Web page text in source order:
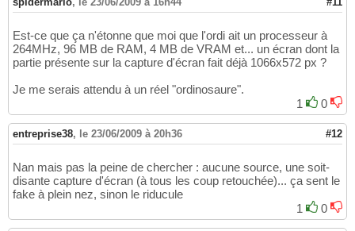
Est-ce que ça n'étonne que moi que l'ordi ait un processeur à
264MHz, 96 MB de RAM, 4 MB de VRAM et... un écran dont la
partie présente sur la capture d'écran fait déjà 1066x572 px ?
Je me serais attendu à un réel "ordinosaure".
1
0
entreprise38, le 23/06/2009 à 20h36 #12
Nan mais pas la peine de chercher : aucune source, une soit-
disante capture d'écran (à tous les coup retouchée)... ça sent le
fake à plein nez, sinon le riducule
1
0